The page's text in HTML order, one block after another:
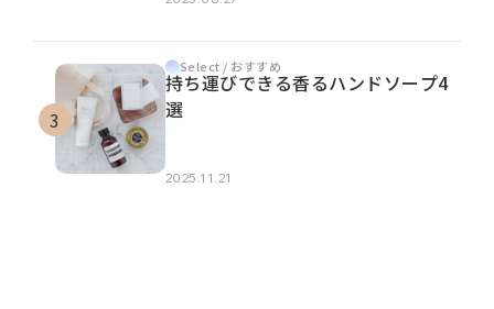
Select / おすすめ
持ち運びできる香るハンドソープ4
選
2025.11.21